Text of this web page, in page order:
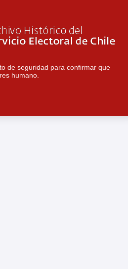
de seguridad para confirmar que
humano.